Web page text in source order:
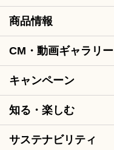
商品情報
CM・動画ギャラリー
キャンペーン
知る・楽しむ
サステナビリティ